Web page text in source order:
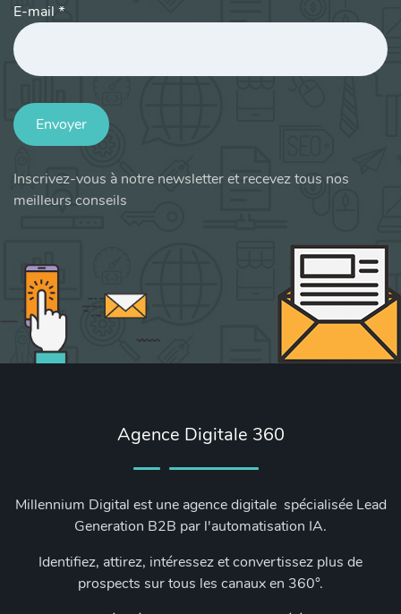
E-mail *
Envoyer
Inscrivez-vous à notre newsletter et recevez tous nos
meilleurs conseils
Agence Digitale 360
Millennium Digital est une agence digitale spécialisée Lead
Generation B2B par l'automatisation IA.
Identifiez, attirez, intéressez et convertissez plus de
prospects sur tous les canaux en 360°.